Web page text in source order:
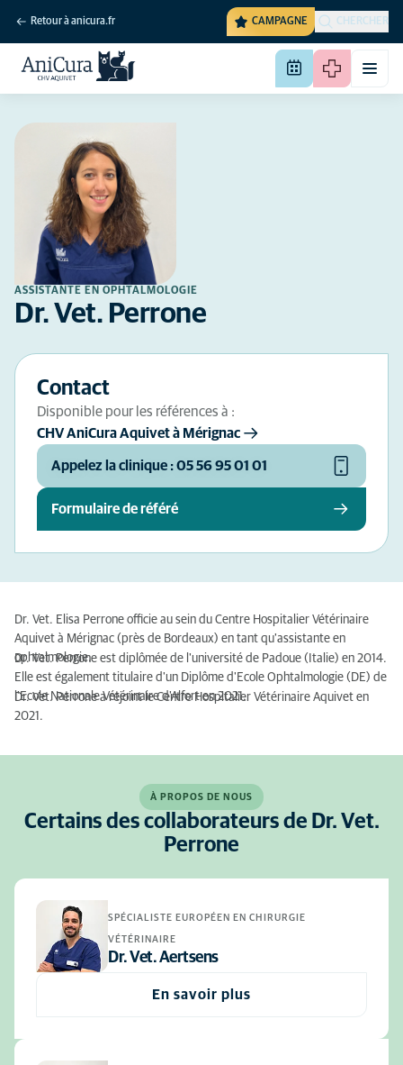
Retour à anicura.fr CAMPAGNE CHERCHER
ASSISTANTE EN OPHTALMOLOGIE
Dr. Vet. Perrone
Contact
Disponible pour les références à :
CHV AniCura Aquivet à Mérignac
Appelez la clinique : 05 56 95 01 01
Formulaire de référé
Dr. Vet. Elisa Perrone officie au sein du Centre Hospitalier Vétérinaire
Aquivet à Mérignac (près de Bordeaux) en tant qu'assistante en
ophtalmologie.
Dr. Vet. Perrone est diplômée de l'université de Padoue (Italie) en 2014.
Elle est également titulaire d'un Diplôme d'Ecole Ophtalmologie (DE) de
l'Ecole Nationale Vétérinaire d'Alfort en 2021.
Dr. Vet. Perrone a rejoint le Centre Hospitalier Vétérinaire Aquivet en
2021.
À PROPOS DE NOUS
Certains des collaborateurs de Dr. Vet.
Perrone
SPÉCIALISTE EUROPÉEN EN CHIRURGIE
VÉTÉRINAIRE
Dr. Vet. Aertsens
En savoir plus